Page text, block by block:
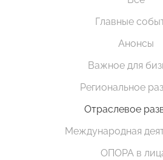
Главные
Анонсы
Важное для
Региональное
Отраслевое
Международная
ОПОРА в